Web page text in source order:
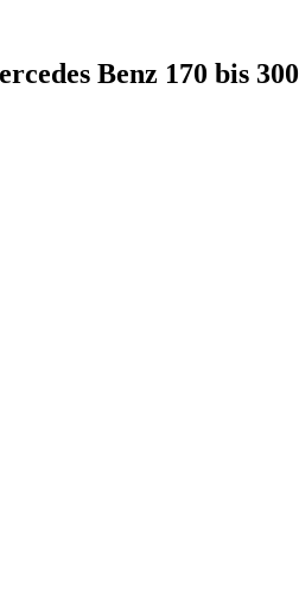
Benz 170 bis 300